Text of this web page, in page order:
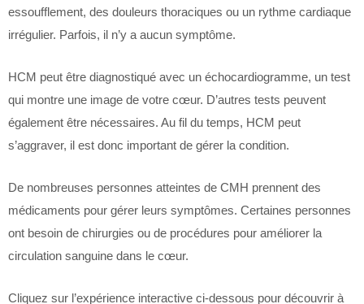
essoufflement, des douleurs thoraciques ou un rythme cardiaque
irrégulier. Parfois, il n’y a aucun symptôme.
HCM peut être diagnostiqué avec un échocardiogramme, un test
qui montre une image de votre cœur. D’autres tests peuvent
également être nécessaires. Au fil du temps, HCM peut
s’aggraver, il est donc important de gérer la condition.
De nombreuses personnes atteintes de CMH prennent des
médicaments pour gérer leurs symptômes. Certaines personnes
ont besoin de chirurgies ou de procédures pour améliorer la
circulation sanguine dans le cœur.
Cliquez sur l’expérience interactive ci-dessous pour découvrir à